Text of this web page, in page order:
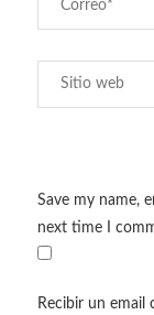
Save my name,
next time I
Recibir un email